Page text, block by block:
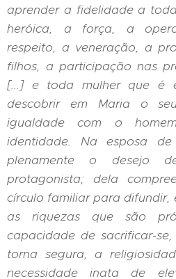
aprender a fidelidade a
heróica, a força, a
respeito, a veneração, a
filhos, a participação nas
[...] e toda mulher que é
descobrir em Maria o
igualdade com o
identidade. Na esposa
plenamente o desejo
protagonista; dela
círculo familiar para difundir,
as riquezas que são pró
capacidade de sacrificar-
torna segura, a
necessidade inata de